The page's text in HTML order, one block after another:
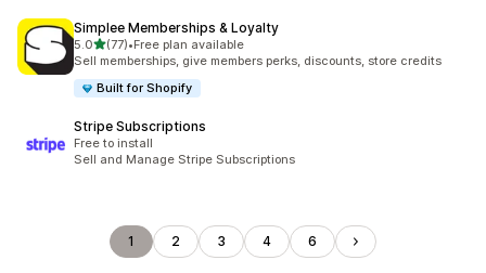
Simplee Memberships & Loyalty
5.0เต็ม 5 ดาว
(77)
ทั้งหมด 77 รีวิว
•Free plan available
Sell memberships, give members perks, discounts, store credits
Built for Shopify
Stripe Subscriptions
Free to install
Sell and Manage Stripe Subscriptions
1 2 3 4 6